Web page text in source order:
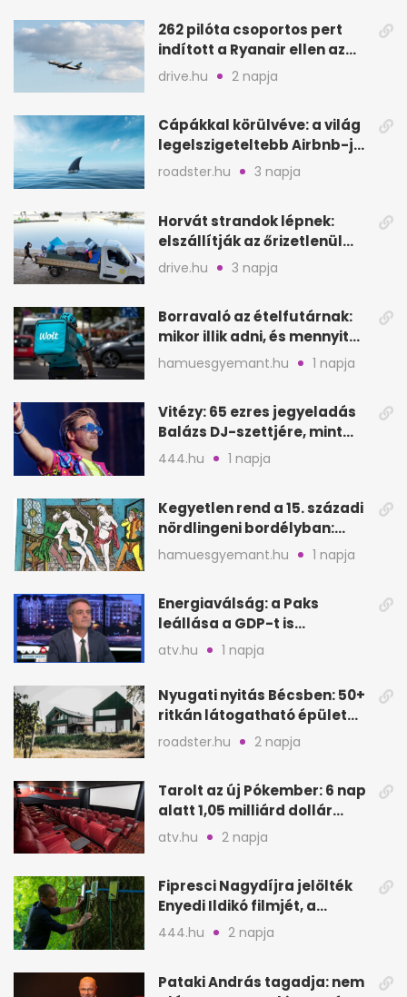
262 pilóta csoportos pert
indított a Ryanair ellen az
Egyesült Királyságban
drive.hu 2 napja
Cápákkal körülvéve: a világ
legelszigeteltebb Airbnb-je
a nyílt tengeren
roadster.hu 3 napja
Horvát strandok lépnek:
elszállítják az őrizetlenül
hagyott törölközőket
drive.hu 3 napja
Borravaló az ételfutárnak:
mikor illik adni, és mennyit
rendeléskor?
hamuesgyemant.hu 1 napja
Vitézy: 65 ezres jegyeladás
Balázs DJ-szettjére, mint
metró nélküli Puskás-meccs
444.hu 1 napja
Kegyetlen rend a 15. századi
nördlingeni bordélyban:
verés, éheztetés
hamuesgyemant.hu 1 napja
Energiaválság: a Paks
leállása a GDP-t is
megütheti, int az
Oeconomus
atv.hu 1 napja
Nyugati nyitás Bécsben: 50+
ritkán látogatható épület
nyílik meg
roadster.hu 2 napja
Tarolt az új Pókember: 6 nap
alatt 1,05 milliárd dollár
bevétel
atv.hu 2 napja
Fipresci Nagydíjra jelölték
Enyedi Ildikó filmjét, a
Csendes barátot
444.hu 2 napja
Pataki András tagadja: nem